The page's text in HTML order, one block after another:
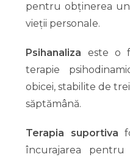
pentru obținerea
vieții personale.
Psihanaliza este o
terapie
obicei, stabilite de
săptămână.
Terapia suportiva
încurajarea